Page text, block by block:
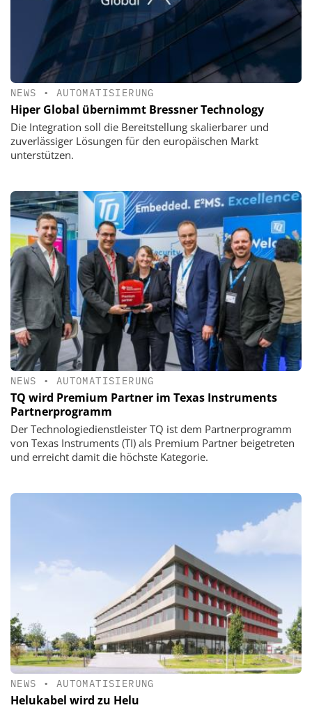
NEWS • AUTOMATISIERUNG
Hiper Global übernimmt Bressner Technology
Die Integration soll die Bereitstellung skalierbarer und
zuverlässiger Lösungen für den europäischen Markt
unterstützen.
NEWS • AUTOMATISIERUNG
TQ wird Premium Partner im Texas Instruments
Partnerprogramm
Der Technologiedienstleister TQ ist dem Partnerprogramm
von Texas Instruments (TI) als Premium Partner beigetreten
und erreicht damit die höchste Kategorie.
NEWS • AUTOMATISIERUNG
Helukabel wird zu Helu